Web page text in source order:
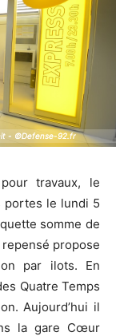
- ©Defense-92.fr
- ©Defense-92.fr
travaux, le
portes le lundi 5
somme de
repensé propose
par ilots. En
Quatre Temps
Aujourd’hui il
la gare Cœur